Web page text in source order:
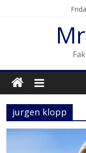
jurgen klopp